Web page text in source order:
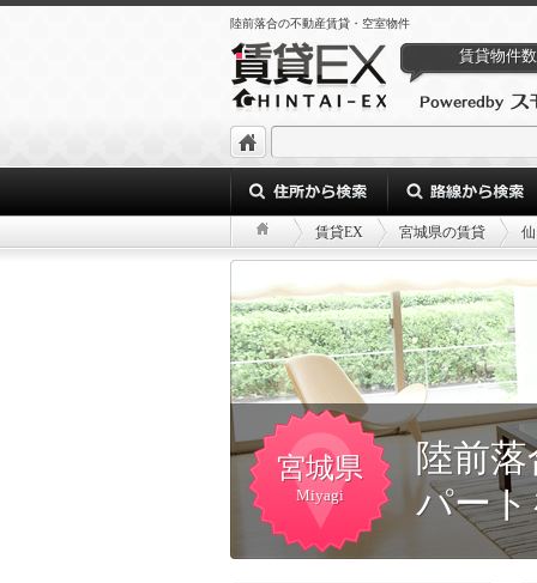
陸前落合の不動産賃貸・空室物件
賃貸物件数
賃貸EX 宮城県の賃貸
宮城県
Miyagi
陸前
パー